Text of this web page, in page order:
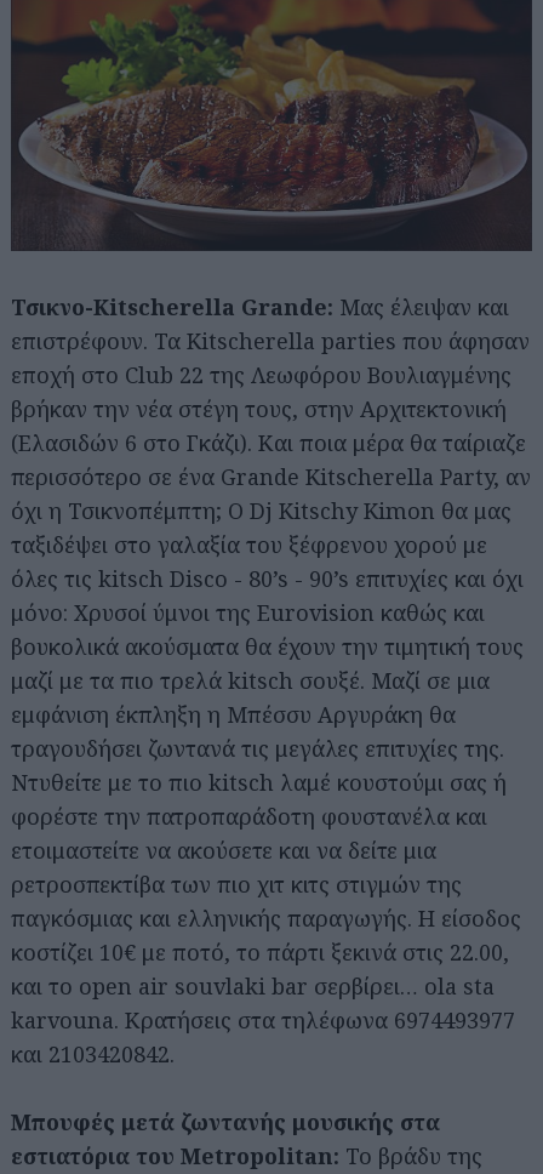
Τσικνο-Kitscherella Grande: Μας έλειψαν και
επιστρέφουν. Τα Kitscherella parties που άφησαν
εποχή στο Club 22 της Λεωφόρου Βουλιαγμένης
βρήκαν την νέα στέγη τους, στην Αρχιτεκτονική
(Ελασιδών 6 στο Γκάζι). Και ποια μέρα θα ταίριαζε
περισσότερο σε ένα Grande Kitscherella Party, αν
όχι η Τσικνοπέμπτη; Ο Dj Kitschy Kimon θα μας
ταξιδέψει στο γαλαξία του ξέφρενου χορού με
όλες τις kitsch Disco - 80’s - 90’s επιτυχίες και όχι
μόνο: Χρυσοί ύμνοι της Eurovision καθώς και
βουκολικά ακούσματα θα έχουν την τιμητική τους
μαζί με τα πιο τρελά kitsch σουξέ. Μαζί σε μια
εμφάνιση έκπληξη η Μπέσσυ Αργυράκη θα
τραγουδήσει ζωντανά τις μεγάλες επιτυχίες της.
Ντυθείτε με το πιο kitsch λαμέ κουστούμι σας ή
φορέστε την πατροπαράδοτη φουστανέλα και
ετοιμαστείτε να ακούσετε και να δείτε μια
ρετροσπεκτίβα των πιο χιτ κιτς στιγμών της
παγκόσμιας και ελληνικής παραγωγής. Η είσοδος
κοστίζει 10€ με ποτό, το πάρτι ξεκινά στις 22.00,
και το open air souvlaki bar σερβίρει… ola sta
karvouna. Κρατήσεις στα τηλέφωνα 6974493977
και 2103420842.
Μπουφές μετά ζωντανής μουσικής στα
εστιατόρια του Metropolitan: Το βράδυ της